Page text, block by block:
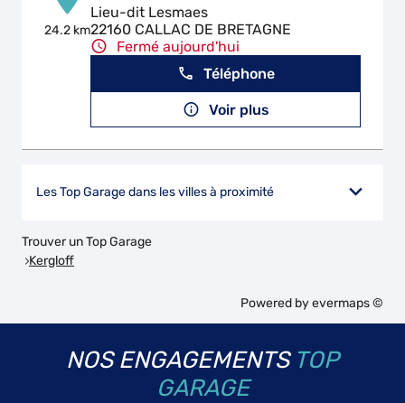
24.2 km
Lieu-dit Lesmaes
22160 CALLAC DE BRETAGNE
Fermé aujourd'hui
Téléphone
Voir plus
Les Top Garage dans les villes à proximité
Trouver un Top Garage
Kergloff
Powered byevermaps ©
NOS ENGAGEMENTS TOP
GARAGE